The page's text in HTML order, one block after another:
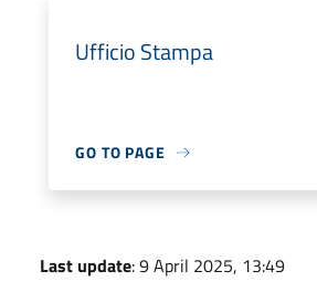
Ufficio Stampa
GO TO PAGE
Last update: 9 April 2025, 13:49